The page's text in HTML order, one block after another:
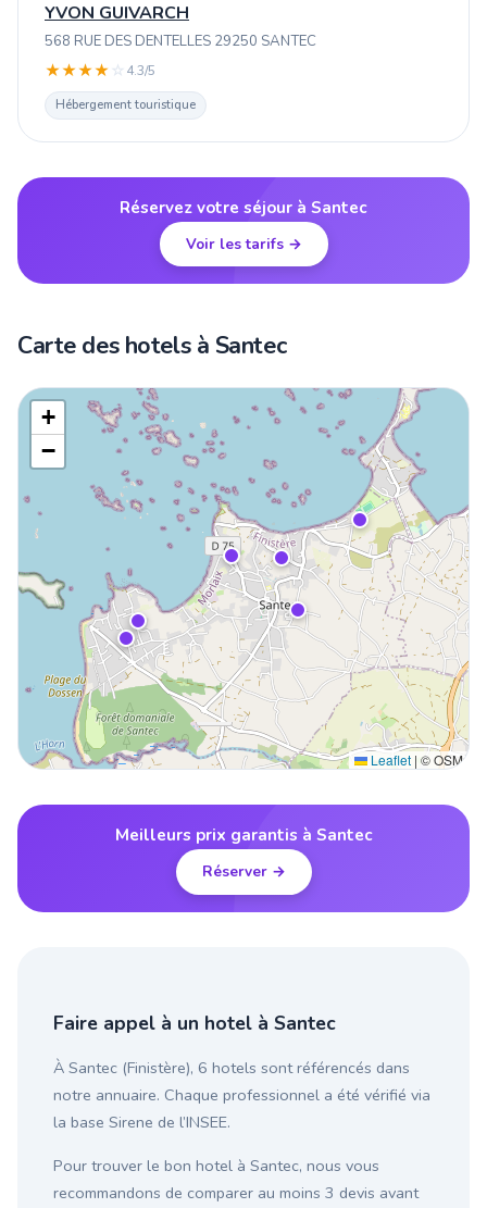
YVON GUIVARCH
568 RUE DES DENTELLES 29250 SANTEC
★★★★ ☆ 4.3/5
Hébergement touristique
Réservez votre séjour à Santec
Voir les tarifs →
Carte des hotels à Santec
+
−
Leaflet | © OSM
Meilleurs prix garantis à Santec
Réserver →
Faire appel à un hotel à Santec
À Santec (Finistère), 6 hotels sont référencés dans
notre annuaire. Chaque professionnel a été vérifié via
la base Sirene de l’INSEE.
Pour trouver le bon hotel à Santec, nous vous
recommandons de comparer au moins 3 devis avant